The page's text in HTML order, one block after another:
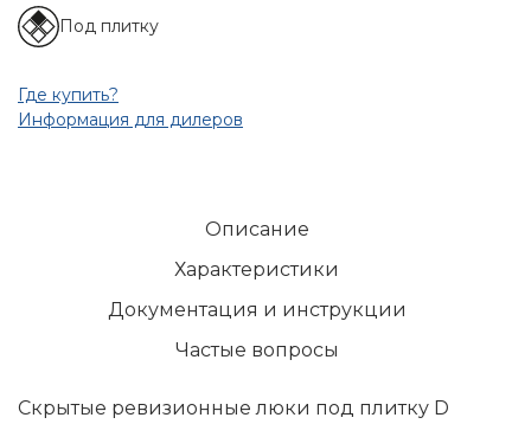
Под плитку
Где купить?
Информация для дилеров
Описание
Характеристики
Документация и инструкции
Частые вопросы
Скрытые ревизионные люки под плитку D